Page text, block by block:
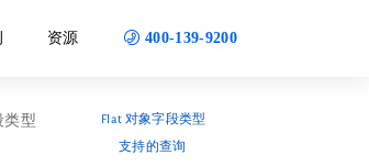
资源 400-139-9200
类型 Flat 对象字段类型
支持的查询